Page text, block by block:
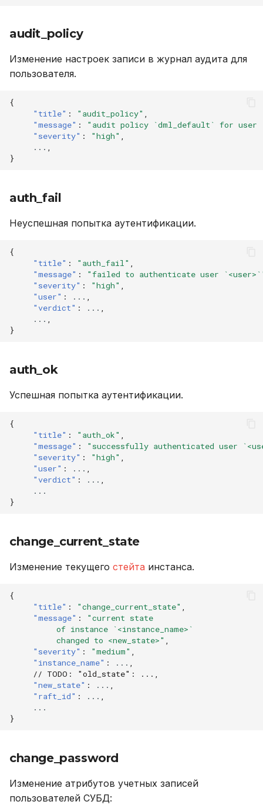
shredding_failed
shredding_finished
audit_policy
Изменение настроек записи в журнал аудита для
пользователя.
{
"title" : "audit_policy"
"message" :
"audit policy `dml_default` for user
"severity" : "high"
...
}
auth_fail
Неуспешная попытка аутентификации.
{
"title" : "auth_fail"
"message" :
"failed to authenticate user
"severity" : "high"
"user" : ...
"verdict" : ...
...
}
auth_ok
Успешная попытка аутентификации.
{
"title" : "auth_ok"
"message" :
"successfully authenticated user
"severity" : "high"
"user" : ...
"verdict" : ...
...
}
change_current_state
Изменение текущего стейта инстанса.
{
"title" : "change_current_state"
"message" :
"current state
          of instance `<instance_name>`
          changed to <new_state>"
"severity" : "medium"
"instance_name" : ...
// TODO: "old_state": ...,
"new_state" : ...
"raft_id" : ...
...
}
change_password
Изменение атрибутов учетных записей
пользователей СУБД: